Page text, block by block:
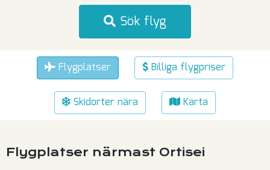
Sök flyg
Flygplatser Billiga flygpriser
Skidorter nära Karta
Flygplatser närmast Ortisei